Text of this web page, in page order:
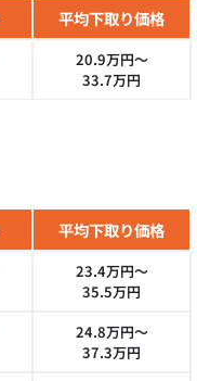
平均下取り価格
20.9万円～
33.7万円
平均下取り価格
23.4万円～
35.5万円
24.8万円～
37.3万円